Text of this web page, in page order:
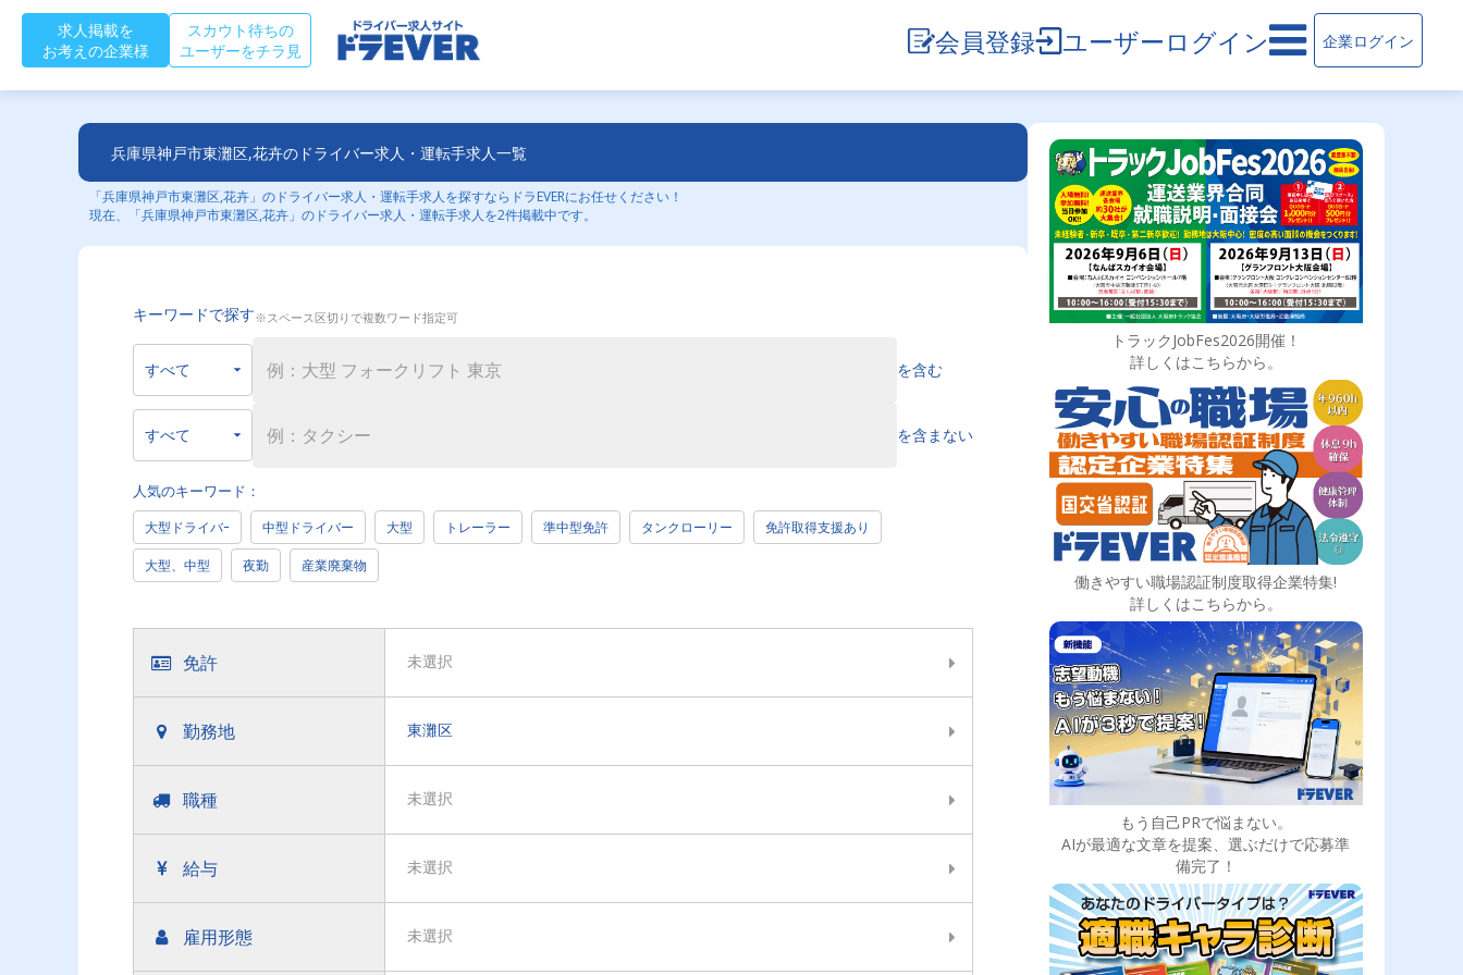
求人掲載を
お考えの企業様
スカウト待ちの
ユーザーをチラ見
会員登録 ユーザーログイン 企業ログイン
兵庫県神戸市東灘区,花卉のドライバー求人・運転手求人一覧
「兵庫県神戸市東灘区,花卉」のドライバー求人・運転手求人を探すならドラEVERにお任せください！
現在、「兵庫県神戸市東灘区,花卉」のドライバー求人・運転手求人を2件掲載中です。
キーワードで探す※スペース区切りで複数ワード指定可
を含む
を含まない
人気のキーワード：
大型ドライバｰ 中型ドライバー 大型 トレーラー 準中型免許 タンクローリー 免許取得支援あり
大型、中型 夜勤 産業廃棄物
免許 未選択
勤務地 東灘区
職種 未選択
給与 未選択
雇用形態 未選択
トラックJobFes2026開催！
詳しくはこちらから。
働きやすい職場認証制度取得企業特集!
詳しくはこちらから。
もう自己PRで悩まない。
AIが最適な文章を提案、選ぶだけで応募準
備完了！